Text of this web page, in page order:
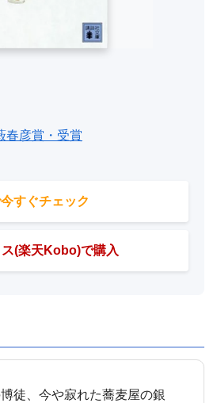
春彦賞・受賞
すぐチェック
(楽天Kobo)で購入
徒、今や寂れた蕎麦屋の銀